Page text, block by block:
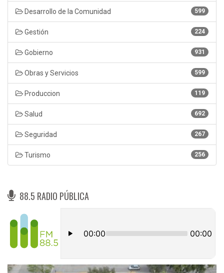
599
Desarrollo de la Comunidad
224
Gestión
931
Gobierno
599
Obras y Servicios
119
Produccion
692
Salud
267
Seguridad
256
Turismo
88.5 RADIO PÚBLICA